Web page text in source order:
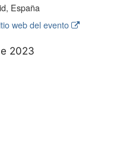
España
web del evento
2023